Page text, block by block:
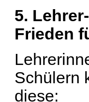
5.
Frieden
Schülern
diese: